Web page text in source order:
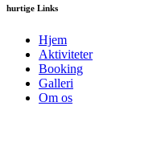
hurtige Links
Hjem
Aktiviteter
Booking
Galleri
Om os